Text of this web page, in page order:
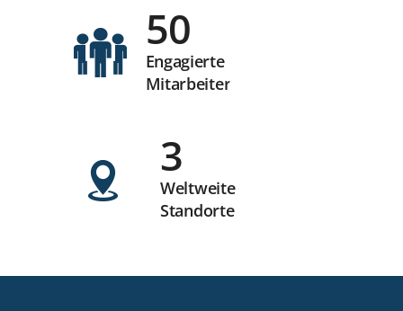
50
Engagierte
Mitarbeiter
3
Weltweite
Standorte